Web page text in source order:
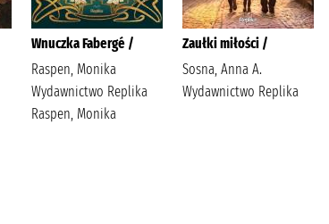
Wnuczka Fabergé /
Raspen, Monika
Wydawnictwo Replika
Raspen, Monika
Zaułki miłości /
Sosna, Anna A.
Wydawnictwo Replika